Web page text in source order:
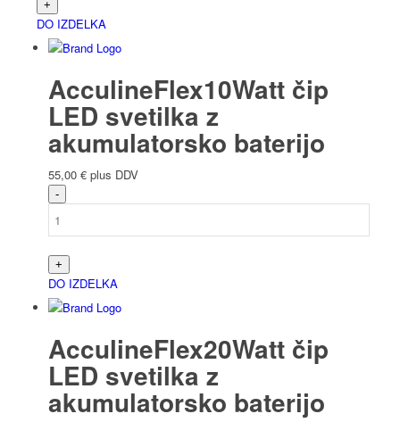
DO IZDELKA
AcculineFlex10Watt čip
LED svetilka z
akumulatorsko baterijo
55,00 € plus DDV
DO IZDELKA
AcculineFlex20Watt čip
LED svetilka z
akumulatorsko baterijo